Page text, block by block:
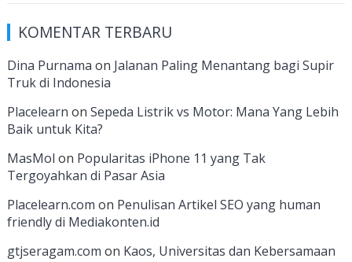
e
b
o
o
k
a
gr
a
m
k
e
dI
n
itt
er
u
T
u
e
u
e
h
a
n
n
KOMENTAR TERBARU
Dina Purnama on Jalanan Paling Menantang bagi Supir
Truk di Indonesia
Placelearn on Sepeda Listrik vs Motor: Mana Yang Lebih
Baik untuk Kita?
MasMol on Popularitas iPhone 11 yang Tak
Tergoyahkan di Pasar Asia
Placelearn.com on Penulisan Artikel SEO yang human
friendly di Mediakonten.id
gtjseragam.com on Kaos, Universitas dan Kebersamaan